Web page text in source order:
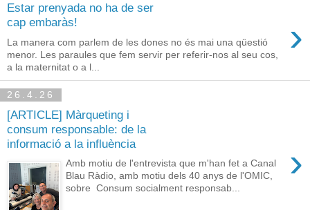
Estar prenyada no ha de ser
cap embaràs!
›
La manera com parlem de les dones no és mai una qüestió
menor. Les paraules que fem servir per referir-nos al seu cos,
a la maternitat o a l...
26.4.26
[ARTICLE] Màrqueting i
consum responsable: de la
informació a la influència
›
Amb motiu de l'entrevista que m'han fet a Canal
Blau Ràdio, amb motiu dels 40 anys de l'OMIC,
sobre Consum socialment responsab...